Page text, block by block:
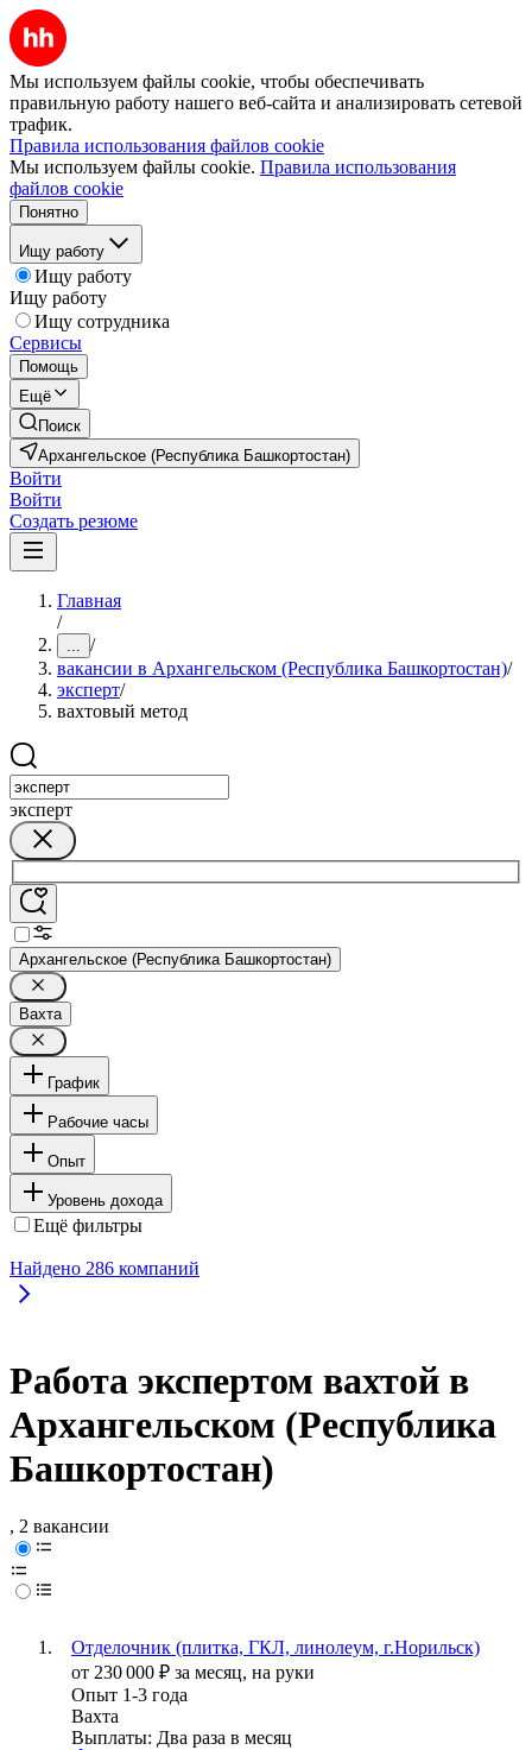
Мы используем файлы cookie, чтобы обеспечивать
правильную работу нашего веб-сайта и анализировать сетевой
трафик.
Правила использования файлов cookie
Мы используем файлы cookie. Правила использования
файлов cookie
Понятно
Ищу работу
Ищу работу
Ищу работу
Ищу сотрудника
Сервисы
Помощь
Ещё
Поиск
Архангельское (Республика Башкортостан)
Войти
Войти
Создать резюме
Главная
/
... /
вакансии в Архангельском (Республика Башкортостан)/
эксперт/
вахтовый метод
эксперт
Архангельское (Республика Башкортостан)
Вахта
График
Рабочие часы
Опыт
Уровень дохода
Ещё фильтры
Найдено 286 компаний
Работа экспертом вахтой в
Архангельском (Республика
Башкортостан)
, 2 вакансии
Отделочник (плитка, ГКЛ, линолеум, г.Норильск)
от 230 000 ₽ за месяц, на руки
Опыт 1-3 года
Вахта
Выплаты: Два раза в месяц